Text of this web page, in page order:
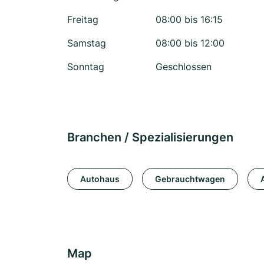
Freitag
08:00 bis 16:15
Samstag
08:00 bis 12:00
Sonntag
Geschlossen
Branchen / Spezialisierungen
Autohaus Gebrauchtwagen
Map